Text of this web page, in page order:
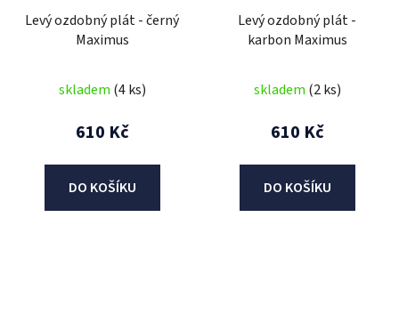
Levý ozdobný plát - černý
Maximus
skladem (4 ks)
610 Kč
DO KOŠÍKU
Levý ozdobný plát -
karbon Maximus
skladem (2 ks)
610 Kč
DO KOŠÍKU